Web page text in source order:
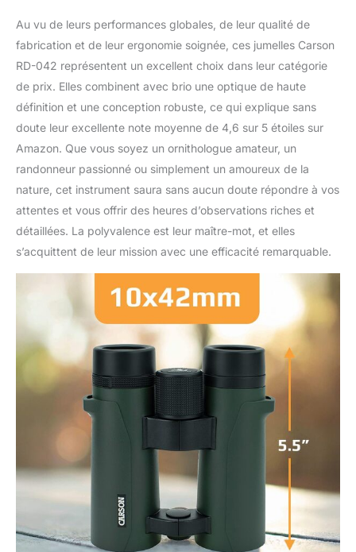
Au vu de leurs performances globales, de leur qualité de
fabrication et de leur ergonomie soignée, ces jumelles Carson
RD-042 représentent un excellent choix dans leur catégorie
de prix. Elles combinent avec brio une optique de haute
définition et une conception robuste, ce qui explique sans
doute leur excellente note moyenne de 4,6 sur 5 étoiles sur
Amazon. Que vous soyez un ornithologue amateur, un
randonneur passionné ou simplement un amoureux de la
nature, cet instrument saura sans aucun doute répondre à vos
attentes et vous offrir des heures d’observations riches et
détaillées. La polyvalence est leur maître-mot, et elles
s’acquittent de leur mission avec une efficacité remarquable.